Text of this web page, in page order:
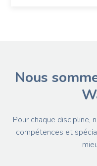
Nous
Pour chaque discipline,
compétences et